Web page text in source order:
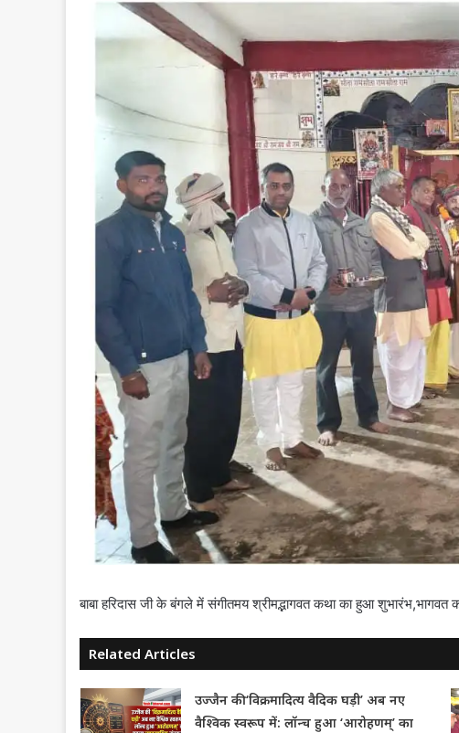
बाबा हरिदास जी के बंगले में संगीतमय श्रीमद्भागवत कथा का हुआ शुभारंभ,भागवत
Related Articles
उज्जैन की ‘विक्रमादित्य वैदिक घड़ी’ अब नए
वैश्विक स्वरूप में: लॉन्च हुआ ‘आरोहणम्’ का